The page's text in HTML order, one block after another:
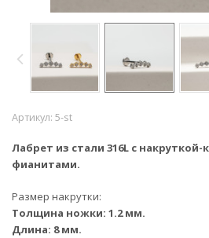
Артикул: 5-st
Лабрет из стали 316L c накруткой-
фианитами.
Размер накрутки:
Толщина ножки: 1.2 мм.
Длина: 8 мм.